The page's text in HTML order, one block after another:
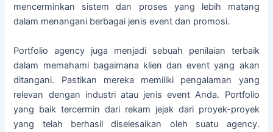
mencerminkan sistem dan proses yang lebih matang
dalam menangani berbagai jenis event dan promosi.
Portfolio agency juga menjadi sebuah penilaian terbaik
dalam memahami bagaimana klien dan event yang akan
ditangani. Pastikan mereka memiliki pengalaman yang
relevan dengan industri atau jenis event Anda. Portfolio
yang baik tercermin dari rekam jejak dari proyek-proyek
yang telah berhasil diselesaikan oleh suatu agency.